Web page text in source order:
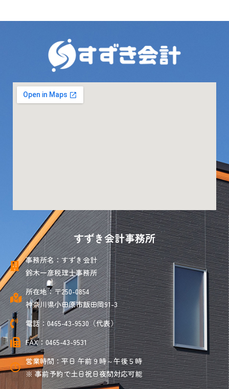
すずき会計事務所
事務所名：すずき会計
鈴木一彦税理士事務所
所在地：〒250-0854
神奈川県小田原市飯田岡91-3
電話：0465-43-9530（代表）
FAX：0465-43-9531
営業時間：平日 午前９時～午後５時
※ 事前予約で土日祝日夜間対応可能